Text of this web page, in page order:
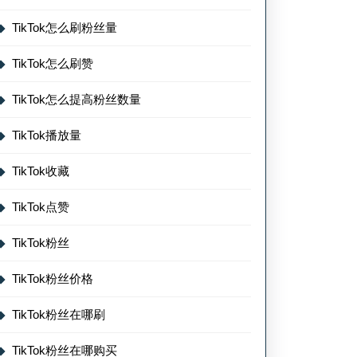
TikTok怎么刷粉丝量
TikTok怎么刷赞
TikTok怎么提高粉丝数量
TikTok播放量
TikTok收藏
TikTok点赞
TikTok粉丝
TikTok粉丝价格
TikTok粉丝在哪刷
TikTok粉丝在哪购买